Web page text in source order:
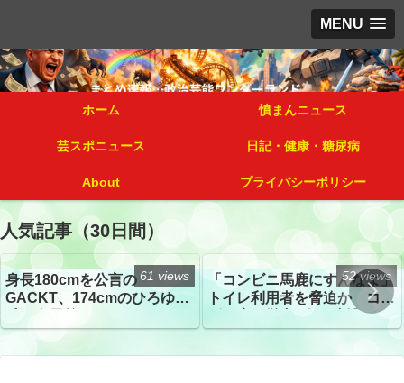
MENU
ホーム 憤まんニュース
芸スポニュース 日記・健康・糖尿病
About プライバシーポリシー
人気記事（30日間）
身長180cmを公言の
GACKT、174cmのひろゆき
トざわつき イベントでの写
真が話題
61 views
「コンビニ馬鹿にすんなよ」
トイレ利用者を脅迫か コン
52 views